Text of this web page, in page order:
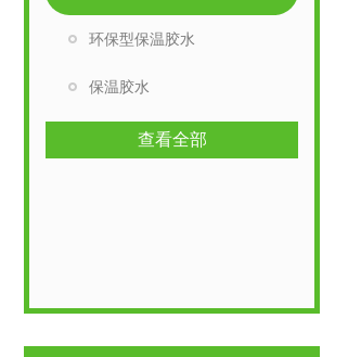
环保型保温胶水
保温胶水
查看全部